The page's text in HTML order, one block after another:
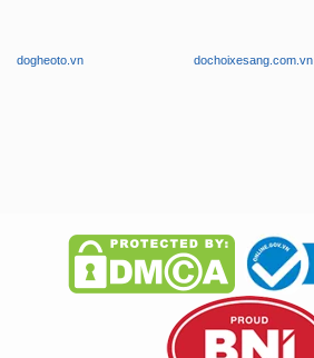
dogheoto.vn dochoixesang.com.vn